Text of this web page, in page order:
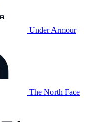
Under Armour
The North Face